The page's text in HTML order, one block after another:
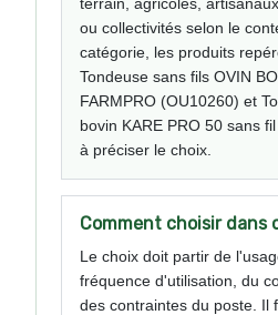
ou collectivités selon le
catégorie, les produits
Tondeuse sans fils OVIN
FARMPRO (OU10260) et
bovin KARE PRO 50 sans
à préciser le choix.
Comment choisir dans
Le choix doit partir de
fréquence d'utilisation, du
des contraintes du poste. Il